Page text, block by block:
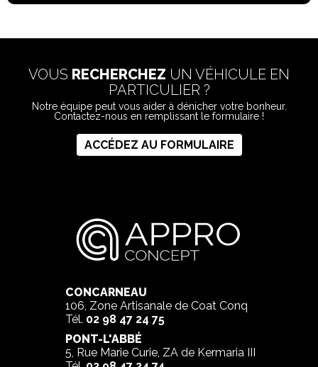
VOUS RECHERCHEZ UN VÉHICULE EN
PARTICULIER ?
Notre équipe peut vous aider à dénicher votre bonheur.
Contactez-nous en remplissant le formulaire !
ACCÉDEZ AU FORMULAIRE
CONCARNEAU
106, Zone Artisanale de Coat Conq
Tél. 02 98 47 24 75
PONT-L'ABBÉ
5, Rue Marie Curie, ZA de Kermaria III